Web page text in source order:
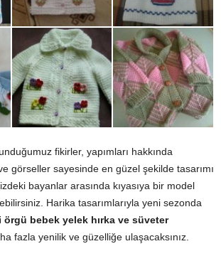
fikirler, yapımları hakkında
görseller sayesinde en güzel şekilde tasarımı
bayanlar arasında kıyasıya bir model
Harika tasarımlarıyla yeni sezonda
örgü bebek yelek hırka ve süveter
fazla yenilik ve güzelliğe ulaşacaksınız.